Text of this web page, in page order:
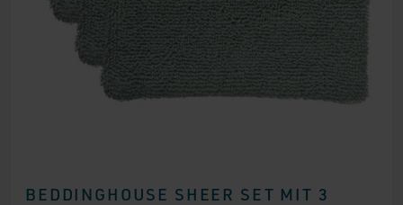
BEDDINGHOUSE SHEER SET MIT 3